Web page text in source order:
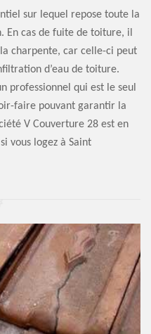
sur lequel repose toute la
En cas de fuite de toiture, il
charpente, car celle-ci peut
d’eau de toiture.
professionnel qui est le seul
faire pouvant garantir la
V Couverture 28 est en
vous logez à Saint